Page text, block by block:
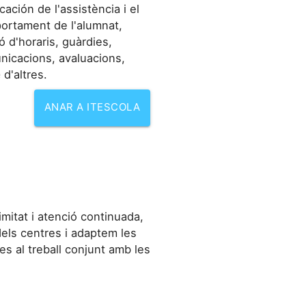
de l'assistència i el
de l'alumnat,
d'horaris, guàrdies,
avaluacions,
d'altres.
ANAR A ITESCOLA
i atenció continuada,
centres i adaptem les
al treball conjunt amb les